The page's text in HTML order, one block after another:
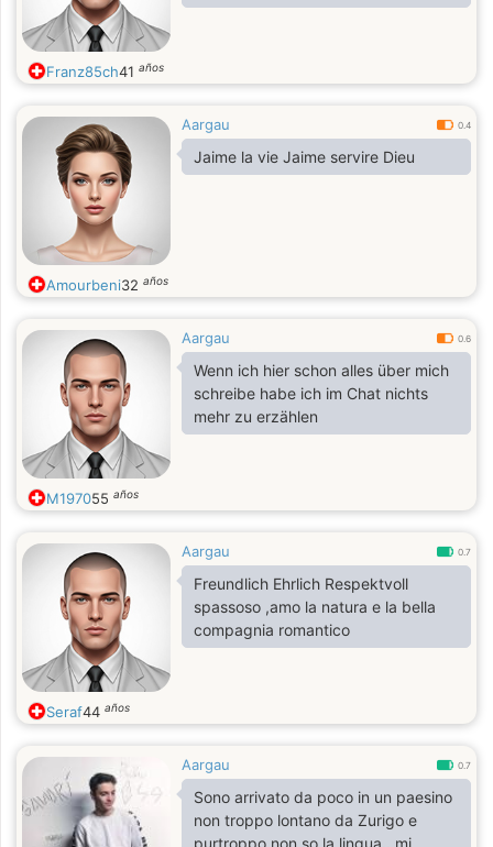
Franz85ch41 años
Aargau 0.4
Jaime la vie Jaime servire Dieu
Amourbeni32 años
Aargau 0.6
Wenn ich hier schon alles über mich
schreibe habe ich im Chat nichts
mehr zu erzählen
M197055 años
Aargau 0.7
Freundlich Ehrlich Respektvoll
spassoso ,amo la natura e la bella
compagnia romantico
Seraf44 años
Aargau 0.7
Sono arrivato da poco in un paesino
non troppo lontano da Zurigo e
purtroppo non so la lingua.. mi